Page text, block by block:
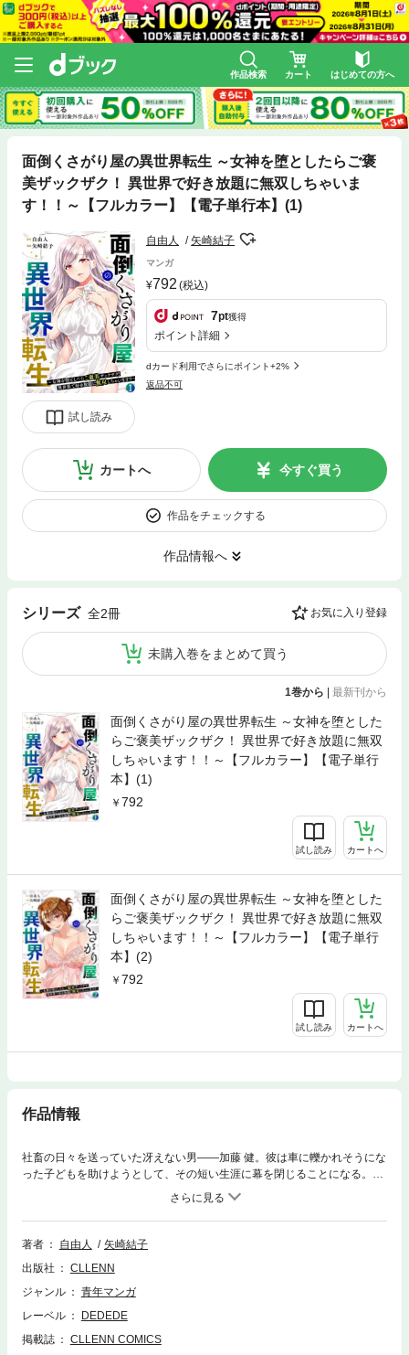
作品検索 カート はじめての方へ
面倒くさがり屋の異世界転生 ～女神を堕としたらご褒
美ザックザク！ 異世界で好き放題に無双しちゃいま
す！！～【フルカラー】【電子単行本】(1)
試し読み
自由人 矢崎結子
マンガ
792 (税込)
7pt獲得
ポイント詳細
dカード利用でさらにポイント+2%
返品不可
カートへ 今すぐ買う
作品をチェックする
作品情報へ
シリーズ 全2冊 お気に入り登録
未購入巻をまとめて買う
1巻から | 最新刊から
面倒くさがり屋の異世界転生 ～女神を堕とした
らご褒美ザックザク！ 異世界で好き放題に無双
しちゃいます！！～【フルカラー】【電子単行
本】(1)
792
試し読み カートへ
面倒くさがり屋の異世界転生 ～女神を堕とした
らご褒美ザックザク！ 異世界で好き放題に無双
しちゃいます！！～【フルカラー】【電子単行
本】(2)
792
試し読み カートへ
作品情報
社畜の日々を送っていた冴えない男――加藤 健。彼は車に轢かれそうにな
った子どもを助けようとして、その短い生涯に幕を閉じることになる。し
かし死んだはずの自分が目を覚ますとそこは真っ白な空間で、女神を名乗
る銀髪美女――ソフィーリアと出会う。彼女から転生とスキルについて説
明を受けるが、ついつい説明そっちのけで一目ぼれした女神を口説いてし
まう。そのアタックがまさかの成功をして…！？ 女神の寵愛と加護を受け
を生きていく。人気異世界WEB小説原作のコミックが待望の電子単行本
化!!さらに巻末には女神ソフィのおまけイラストを収録！※本作品には『面
界で好き放題に無双しちゃいます!!～【フルカラー】』(1)～(5)の内容が収
録されています。重複購入にご注意ください。
著者 自由人
矢崎結子
出版社
CLLENN
ジャンル
青年マンガ
レーベル
DEDEDE
掲載誌
CLLENN COMICS